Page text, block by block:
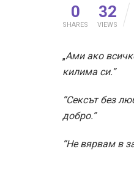
0
SHARES
32
VIEWS
„Ами ако
килима си.”
“Сексът без
добро.”
“Не вярвам в